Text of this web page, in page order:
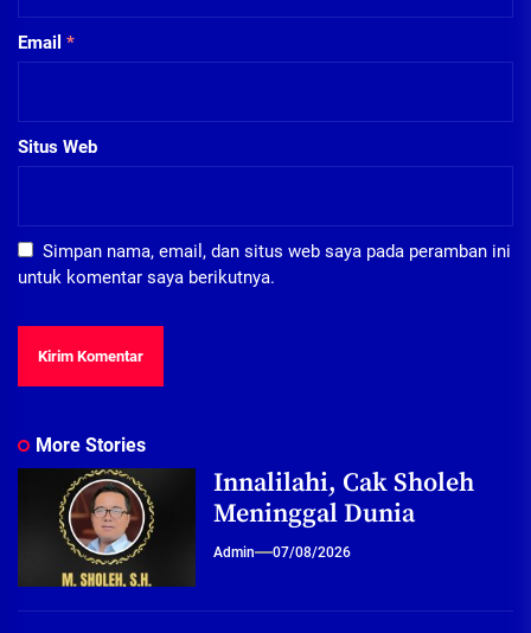
Email *
Situs Web
Simpan nama, email, dan situs web saya pada peramban ini
untuk komentar saya berikutnya.
More Stories
Innalilahi, Cak Sholeh
Meninggal Dunia
Admin 07/08/2026